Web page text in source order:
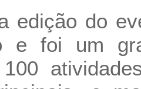
edição do
e foi um